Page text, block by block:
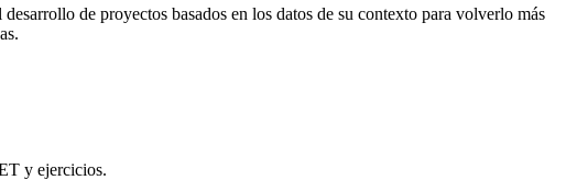
de proyectos basados en los datos de su contexto para volverlo más
y ejercicios.